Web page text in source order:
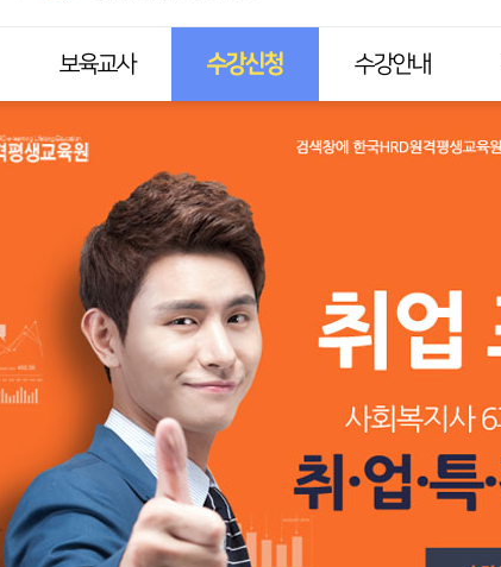
보육교사
이수과목안내
자격증신청방법
수강신청
실습수강신청
사회복지사
보육교사
경영학사
심리학사
민간자격증신청
강좌바구니
수강안내
공결사항안내
동일IP관리안내
장학제도및수강후기
환불안내